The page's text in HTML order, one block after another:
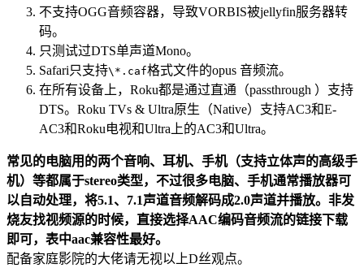
不支持OGG音频容器，导致VORBIS被jellyfin服务器转
码。
只测试过DTS单声道Mono。
Safari只支持\*.caf格式文件的opus 音频流。
在所有设备上，Roku都是通过直通（passthrough ）支持
DTS。Roku TVs & Ultra原生（Native）支持AC3和E-
AC3和Roku电视和Ultra上的AC3和Ultra。
常见的电脑用的两个音响、耳机、手机（支持立体声的高级手
机）等都属于stereo类型，不过很多电脑、手机通常播放器可
以自动处理，将5.1、7.1声道音频解码成2.0声道并播放。非发
烧友找视频源的时候，直接选择AAC编码音频流的链接下载
即可，表中aac兼容性最好。
配备家庭影院的大佬请无视以上D丝观点。